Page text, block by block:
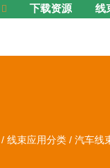
 下载资源 线
/ 线束应用分类/ 汽车线